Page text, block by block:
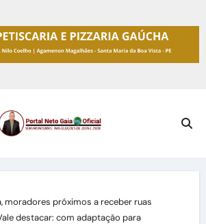
moradores próximos a receber ruas
destacar: com adaptação para